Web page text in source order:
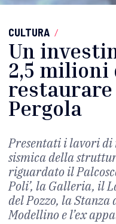
CULTURA /
Un
2,5 milioni
Pergola
Presentati i lavori
sismica della
riguardato il
Poli’, la Galleria, il
del Pozzo, la
Modellino e l’ex